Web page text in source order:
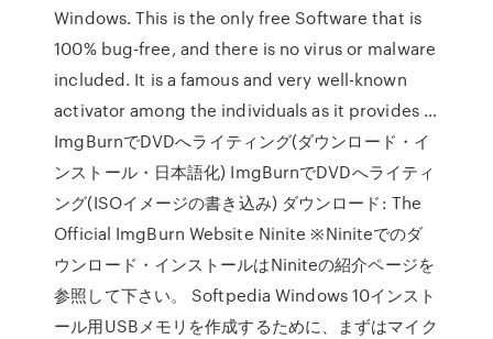
Windows. This is the only free Software that is
100% bug-free, and there is no virus or malware
included. It is a famous and very well-known
activator among the individuals as it provides …
ImgBurnでDVDへライティング(ダウンロード・イ
ンストール・日本語化) ImgBurnでDVDへライティ
ング(ISOイメージの書き込み) ダウンロード: The
Official ImgBurn Website Ninite ※Niniteでのダ
ウンロード・インストールはNiniteの紹介ページを
参照して下さい。 Softpedia Windows 10インスト
ール用USBメモリを作成するために、まずはマイク